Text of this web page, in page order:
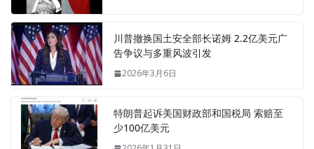
川普撤换国土安全部长诺姆 2.2亿美元广
告争议与多重风波引发
2026年3月6日
特朗普起诉美国财政部和国税局 索赔至
少100亿美元